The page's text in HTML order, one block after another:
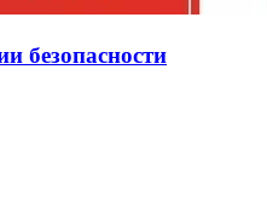
безопасности